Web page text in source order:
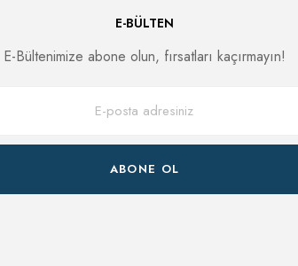
E-BÜLTEN
E-Bültenimize abone olun, fırsatları kaçırmayın!
ABONE OL